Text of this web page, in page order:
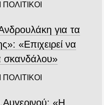
για τα
«Επιχειρεί να
σκανδάλου»
«Η